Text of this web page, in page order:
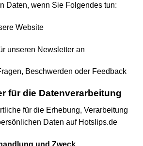
Daten, wenn Sie Folgendes tun:
Website
unseren Newsletter an
Beschwerden oder Feedback
für die Datenverarbeitung
für die Erhebung, Verarbeitung
Daten auf Hotslips.de
und Zweck